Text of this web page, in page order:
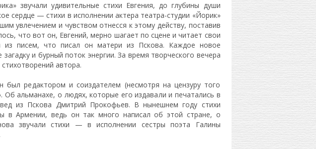
звучали удивительные стихи Евгения, до глубины души
сердце — стихи в исполнении актера театра-студии «Йорик»
увлечением и чувством отнесся к этому действу, поставив
что вот он, Евгений, мерно шагает по сцене и читает свои
из писем, что писал он матери из Пскова. Каждое новое
и бурный поток энергии. За время творческого вечера
автора.
редактором и соиздателем (несмотря на цензуру того
Об альманахе, о людях, которые его издавали и печатались в
из Пскова Дмитрий Прокофьев. В нынешнем году стихи
в Армении, ведь он так много написал об этой стране, о
звучали стихи — в исполнении сестры поэта Галины